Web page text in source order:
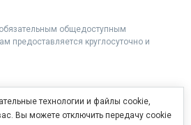
общедоступным
предоставляется круглосуточно и
технологии и файлы cookie,
Вы можете отключить передачу cookie